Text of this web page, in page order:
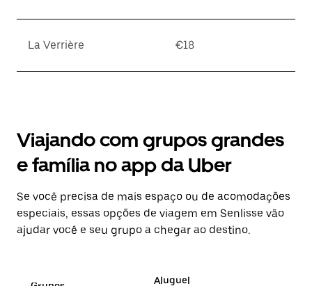
La Verrière €18
Viajando com grupos grandes
e família no app da Uber
Se você precisa de mais espaço ou de acomodações
especiais, essas opções de viagem em Senlisse vão
ajudar você e seu grupo a chegar ao destino.
Aluguel